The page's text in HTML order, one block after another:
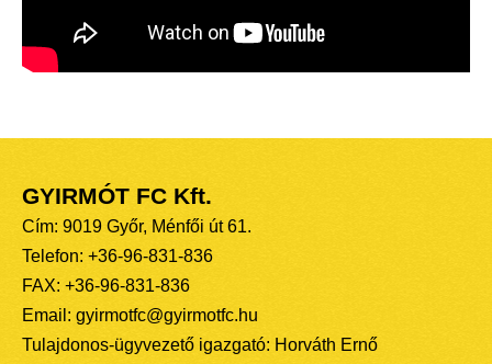
GYIRMÓT FC Kft.
Cím: 9019 Győr, Ménfői út 61.
Telefon: +36-96-831-836
FAX: +36-96-831-836
Email: gyirmotfc@gyirmotfc.hu
Tulajdonos-ügyvezető igazgató: Horváth Ernő